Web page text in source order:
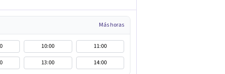
Más horas
10:00
11:00
13:00 14:00